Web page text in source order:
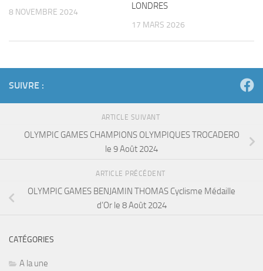
8 NOVEMBRE 2024
LONDRES
17 MARS 2026
SUIVRE :
ARTICLE SUIVANT
OLYMPIC GAMES CHAMPIONS OLYMPIQUES TROCADERO
le 9 Août 2024
ARTICLE PRÉCÉDENT
OLYMPIC GAMES BENJAMIN THOMAS Cyclisme Médaille
d’Or le 8 Août 2024
CATÉGORIES
A la une